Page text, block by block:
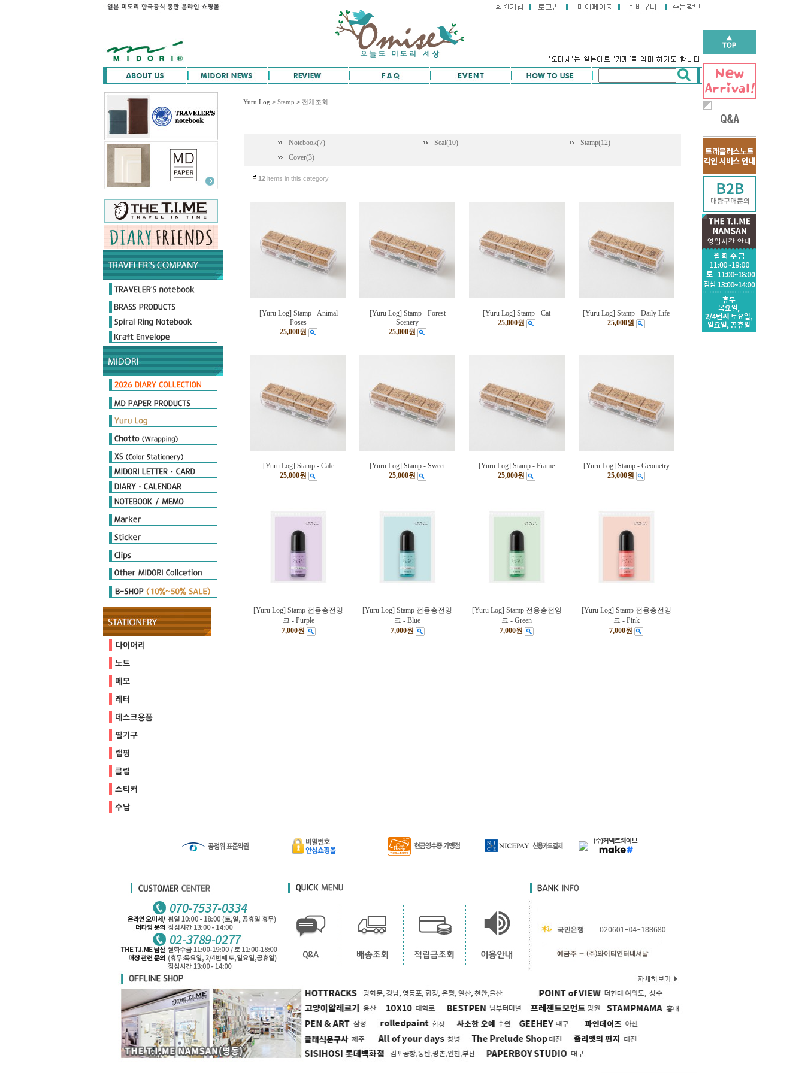
Original & Passport Size
Original Refills
Passport Refills
Customize
2026 Diary
Limited Edition
MD노트 다이어리
포켓다이어리
더블 스케줄 다이어리
플랫 다이어리
Day length Diary
Plus Stand Diary
hibino
Book type Diary
PRD 프로페셔널 다이어리
MIDORI Calendar
TRAVELER'S notebook Diary
MD Notebook
MD Notebook Light
MD Paper Pad
MD Notebook cotton
MD Memo
MD Diary
MD Cover & Bag
MD 필기구
MD Letter
MD Limited
Notebook
Seal
Stamp
Cover
Origami
Petit Gift
PCM Seal
Deco item
THE MEISTER'S Note
Diamond Memo
Color Note & Others
Sticky Notes
Film Marker
Index Marker
Diary Seal
Sticker Marche
Other Seal
E-clips
P-clips
other clips
DIARY MATE
Cutter
Ruler & Template
Magnet
Stamp
Embosser
Zipperbag
Pouch & Pen case
PULP STORAGE
Clear Foder
Mini Cleaner
오지상25thAnniversary
다이어리
캘린더
일기
유선
방안
무지
커버/가방
기타
점착메모지
스프링메모
기타
편지지/편지봉투
카드
가위/커터/스태이플러/펀치
자
마그넷
클리너
스탬프
테이프
펜/펜슬/리필
펜홀더/포켓
페이퍼
비닐포장
엠보서
포장장식
E-clips
P-clips
other clips
다이어리씰
스티커마르쉐
기타
Yuru Log > Stamp > 전체조회
Notebook(7) Seal(10)
Stamp(12)
Cover(3)
12 items in this category
[Yuru Log] Stamp - Animal
Poses
25,000원
[Yuru Log] Stamp - Forest
Scenery
25,000원
[Yuru Log] Stamp - Cat
25,000원
[Yuru Log] Stamp - Daily Life
25,000원
[Yuru Log] Stamp - Cafe
25,000원
[Yuru Log] Stamp - Sweet
25,000원
[Yuru Log] Stamp - Frame
25,000원
[Yuru Log] Stamp - Geometry
25,000원
[Yuru Log] Stamp 전용충전잉
크 - Purple
7,000원
[Yuru Log] Stamp 전용충전잉
크 - Blue
7,000원
[Yuru Log] Stamp 전용충전잉
크 - Green
7,000원
[Yuru Log] Stamp 전용충전잉
크 - Pink
7,000원